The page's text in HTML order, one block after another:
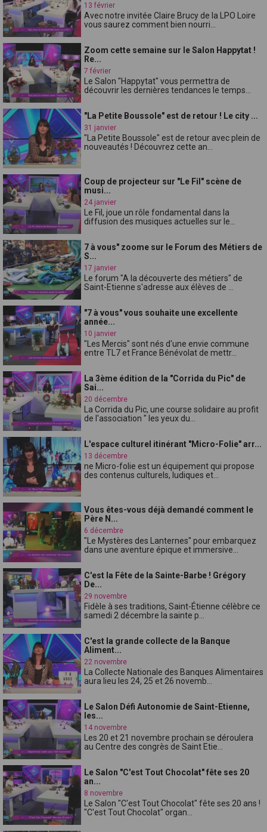
13 février
Avec notre invitée Claire Brucy de la LPO Loire
vous saurez comment bien nourri...
Zoom cette semaine sur le Salon Happytat !
Re...
7 février
Le Salon "Happytat" vous permettra de
découvrir les dernières tendances le temps...
"La Petite Boussole" est de retour ! Le city ...
31 janvier
"La Petite Boussole" est de retour avec plein de
nouveautés ! Découvrez cette an...
Coup de projecteur sur "Le Fil" scène de
musi...
24 janvier
Le Fil, joue un rôle fondamental dans la
diffusion des musiques actuelles sur le...
7 à vous" zoome sur le Forum des Métiers de
S...
17 janvier
Le forum "A la découverte des métiers" de
Saint-Etienne s'adresse aux élèves de ...
"7 à vous" vous souhaite une excellente
année...
10 janvier
"Les Mercis" sont nés d'une envie commune
entre TL7 et France Bénévolat de mettr...
La 3ème édition de la "Corrida du Pic" de
Sai...
20 décembre
La Corrida du Pic, une course solidaire au profit
de l'association " les yeux du...
L'espace culturel itinérant "Micro-Folie" arr...
13 décembre
ne Micro-folie est un équipement qui propose
des contenus culturels, ludiques et...
Vous êtes-vous déjà demandé comment le
Père N...
6 décembre
"Le Mystères des Lanternes" pour embarquez
dans une aventure épique et immersive...
C'est la Fête de la Sainte-Barbe ! Grégory
De...
29 novembre
Fidèle à ses traditions, Saint-Étienne célèbre ce
samedi 2 décembre la sainte p...
C'est la grande collecte de la Banque
Aliment...
22 novembre
La Collecte Nationale des Banques Alimentaires
aura lieu les 24, 25 et 26 novemb...
Le Salon Défi Autonomie de Saint-Etienne,
les...
14 novembre
Les 20 et 21 novembre prochain se déroulera
au Centre des congrès de Saint Etie...
Le Salon "C'est Tout Chocolat" fête ses 20
an...
8 novembre
Le Salon "C'est Tout Chocolat" fête ses 20 ans !
"C'est Tout Chocolat" organ...